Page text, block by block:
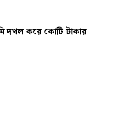
দখল করে কোটি টাকার